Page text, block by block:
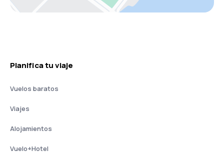
Planifica tu viaje
Vuelos baratos
Viajes
Alojamientos
Vuelo+Hotel